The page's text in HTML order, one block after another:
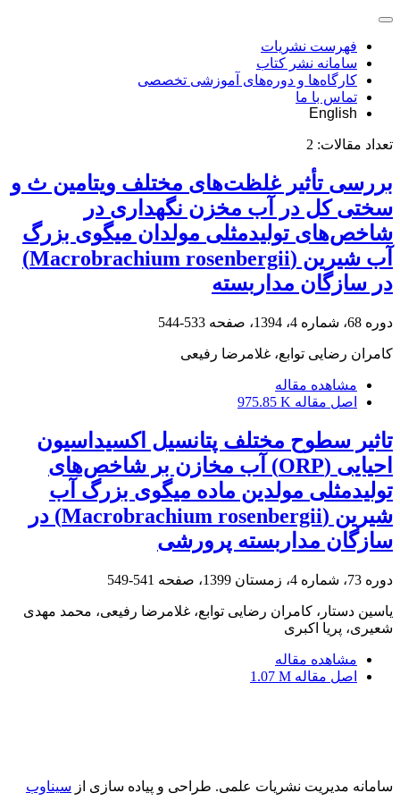
فهرست نشریات
سامانه نشر کتاب
کارگاه‌ها و دوره‌های آموزشی تخصصی
تماس با ما
English
تعداد مقالات: 2
بررسی تأثیر غلظت‌های مختلف ویتامین ث و
سختی کل در آب مخزن نگهداری در
شاخص‌های تولیدمثلی مولدان میگوی بزرگ
آب شیرین (Macrobrachium rosenbergii)
در سازگان مداربسته
دوره 68، شماره 4، 1394، صفحه 533-544
کامران رضایی توابع، غلامرضا رفیعی
مشاهده مقاله
اصل مقاله 975.85 K
تاثیر سطوح مختلف پتانسیل اکسیداسیون
احیایی (ORP) آب مخازن بر شاخص‌های
تولیدمثلی مولدین ماده میگوی بزرگ آب
شیرین (Macrobrachium rosenbergii) در
سازگان مداربسته پرورشی
دوره 73، شماره 4، زمستان 1399، صفحه 541-549
یاسین دستار، کامران رضایی توابع، غلامرضا رفیعی، محمد مهدی
شعیری، پریا اکبری
مشاهده مقاله
اصل مقاله 1.07 M
سامانه مدیریت نشریات علمی. طراحی و پیاده سازی از سیناوب